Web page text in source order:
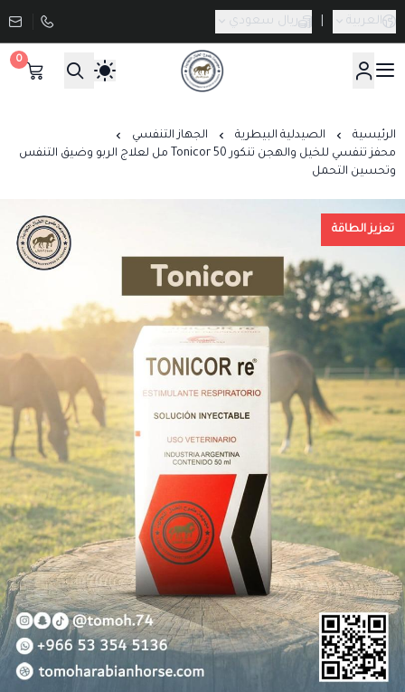
العربية ريال سعودي
صيدلية طموح الخيال البيطرية
0
الرئيسية الصيدلية البيطرية
الجهاز التنفسي
محفز تنفسي للخيل والهجن تنكور Tonicor 50 مل لعلاج الربو وضيق التنفس
وتحسين التحمل
تعزيز الطاقة